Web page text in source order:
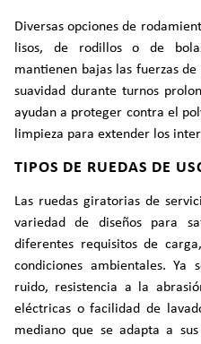
Diversas opciones de
lisos, de rodillos o de
mantienen bajas las fuerzas
suavidad durante turnos
ayudan a proteger contra el
limpieza para extender los
TIPOS DE RUEDAS DE
Las ruedas giratorias de
variedad de diseños para
diferentes requisitos de
condiciones ambientales. Ya
ruido, resistencia a la
eléctricas o facilidad de
mediano que se adapta a